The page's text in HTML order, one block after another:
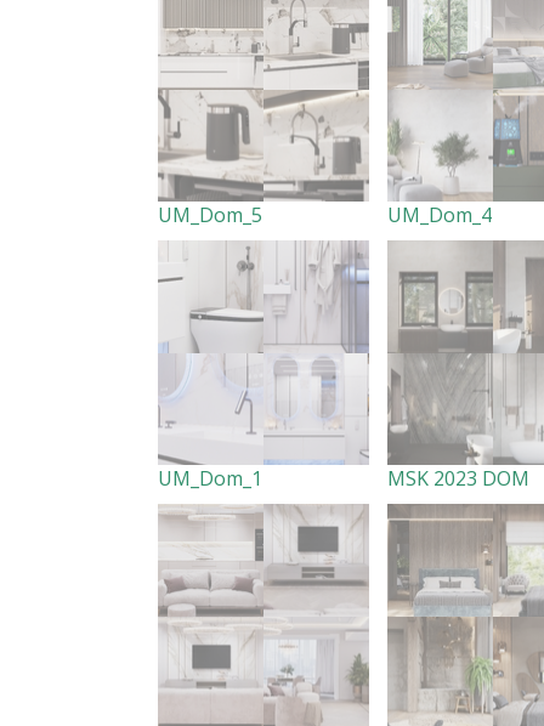
UM_Dom_5 UM_Dom_4
UM_Dom_1 MSK 2023 DOM